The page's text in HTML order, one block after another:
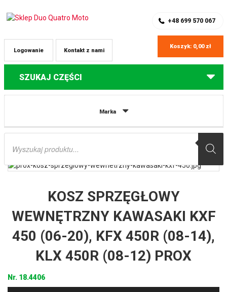
+48 699 570 067
Kontakt z nami
Logowanie
Koszyk: 0,00 zł
SZUKAJ CZĘŚCI
Marka
Wyszukiwarka
Części do quadów Kawasaki
12) PROX
KOSZ SPRZĘGŁOWY
WEWNĘTRZNY KAWASAKI KXF
450 (06-20), KFX 450R (08-14),
KLX 450R (08-12) PROX
Nr. 18.4406